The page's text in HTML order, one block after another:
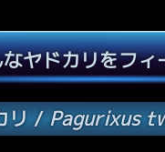
ヤドカリをフ
リ /Pagurixus